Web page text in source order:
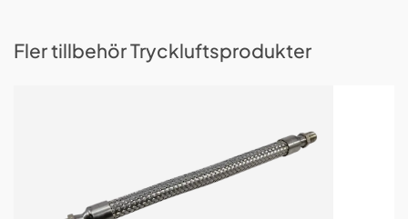
Fler tillbehör Tryckluftsprodukter